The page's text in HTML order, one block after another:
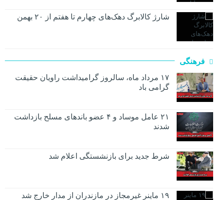
شارژ کالابرگ دهک‌های چهارم تا هفتم از ۲۰ بهمن
فرهنگی
۱۷ مرداد ماه، سالروز گرامیداشت راویان حقیقت
گرامی باد
۲۱ عامل موساد و ۴ عضو باند‌های مسلح بازداشت
شدند
شرط جدید برای بازنشستگی اعلام شد
۱۹ ماینر غیرمجاز در مازندران از مدار خارج شد